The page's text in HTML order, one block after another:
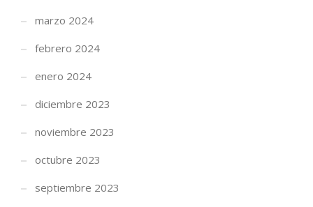
marzo 2024
febrero 2024
enero 2024
diciembre 2023
noviembre 2023
octubre 2023
septiembre 2023